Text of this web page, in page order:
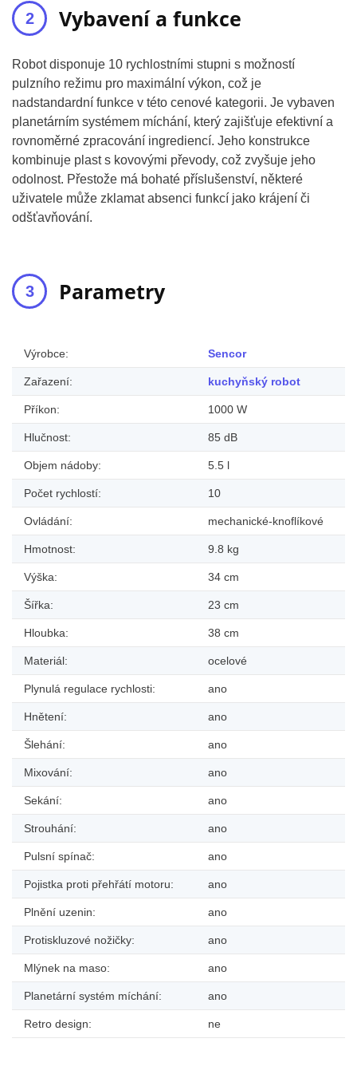
Vybavení a funkce
Robot disponuje 10 rychlostními stupni s možností
pulzního režimu pro maximální výkon, což je
nadstandardní funkce v této cenové kategorii. Je vybaven
planetárním systémem míchání, který zajišťuje efektivní a
rovnoměrné zpracování ingrediencí. Jeho konstrukce
kombinuje plast s kovovými převody, což zvyšuje jeho
odolnost. Přestože má bohaté příslušenství, některé
uživatele může zklamat absenci funkcí jako krájení či
odšťavňování.
Parametry
Výrobce: Sencor
Zařazení: kuchyňský robot
Příkon: 1000 W
Hlučnost: 85 dB
Objem nádoby: 5.5 l
Počet rychlostí: 10
Ovládání: mechanické-knoflíkové
Hmotnost: 9.8 kg
Výška: 34 cm
Šířka: 23 cm
Hloubka: 38 cm
Materiál: ocelové
Plynulá regulace rychlosti: ano
Hnětení: ano
Šlehání: ano
Mixování: ano
Sekání: ano
Strouhání: ano
Pulsní spínač: ano
Pojistka proti přehřátí motoru: ano
Plnění uzenin: ano
Protiskluzové nožičky: ano
Mlýnek na maso: ano
Planetární systém míchání: ano
Retro design: ne